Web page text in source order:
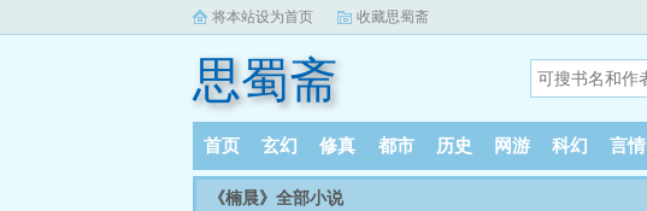
将本站设为首页 收藏思蜀斋
思蜀斋
首页 玄幻 修真 都市 历史 网游 科幻 言情
《楠晨》全部小说